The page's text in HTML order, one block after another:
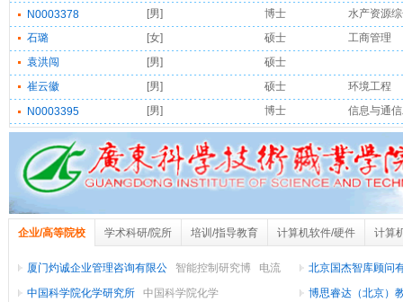
N0003378
[男] 博士
水产资源
石璐
[女] 硕士
工商管理
袁洪闯
[男]
硕士
崔云徽
[男] 硕士
环境工程
N0003395
[男] 博士 信息与通
企业/高等院校 学术科研/院所 培训/指导教育 计算机软件/硬件 计算
电子技术/半导体/集成电路
厦门灼诚企业管理咨询有限公 智能控制研究博
电流
传感器芯片
北京国杰智库顾问
合培
中国科学院化学研究所 中国科学院化学 博思睿达（北京）